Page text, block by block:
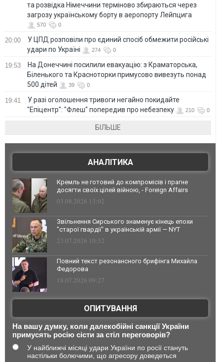
та розвідка Німеччини терміново збираються через
загрозу українському борту в аеропорту Лейпцига
570 0
20:00
У ЦПД розповіли про єдиний спосіб обмежити російські
удари по Україні
274 0
19:53
На Донеччині посилили евакуацію: з Краматорська,
Біленького та Красноторки примусово вивезуть понад
500 дітей
39 0
19:41
У разі оголошення тривоги негайно покидайте
"Епіцентр": "Флеш" попередив про небезпеку
210 0
БІЛЬШЕ
АНАЛІТИКА
Кремль не готовий до компромісів і прагне
досягти своїх цілей війною, - Foreign Affairs
03.08.2026 13:02
Звільнення Сирського знаменує кінець епохи
"старої гвардії" в українській армії — NYT
23.07.2026 10:32
Повний текст резонансного брифінга Михайла
Федорова
18.07.2026 09:27
ОПИТУВАННЯ
На вашу думку, коли далекобійні санкції України
примусять росію сісти за стіл переговорів?
У найближчі місяці удари України по росії стануть
настільки болючими, що агресору доведеться